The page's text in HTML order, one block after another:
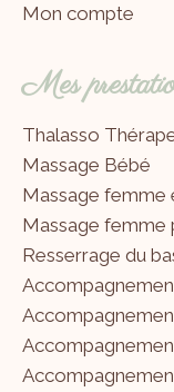
Mon compte
Mes
Thalasso
Massage Bébé
Massage femme
Massage femme
Resserrage du